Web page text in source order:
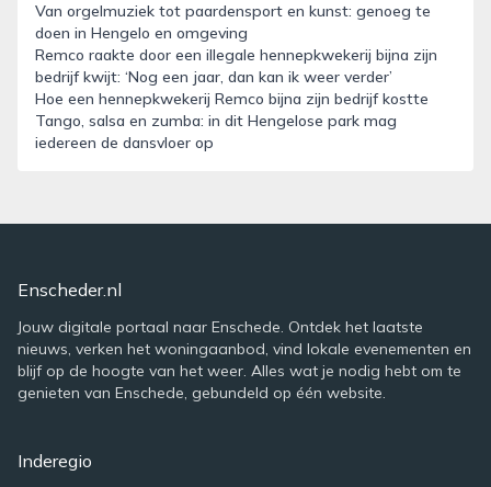
Van orgelmuziek tot paardensport en kunst: genoeg te
doen in Hengelo en omgeving
Remco raakte door een illegale hennepkwekerij bijna zijn
bedrijf kwijt: ‘Nog een jaar, dan kan ik weer verder’
Hoe een hennepkwekerij Remco bijna zijn bedrijf kostte
Tango, salsa en zumba: in dit Hengelose park mag
iedereen de dansvloer op
Enscheder.nl
Jouw digitale portaal naar Enschede. Ontdek het laatste
nieuws, verken het woningaanbod, vind lokale evenementen en
blijf op de hoogte van het weer. Alles wat je nodig hebt om te
genieten van Enschede, gebundeld op één website.
Inderegio